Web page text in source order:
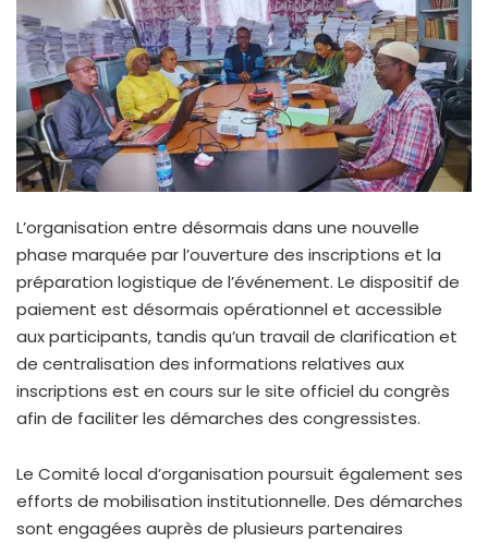
L’organisation entre désormais dans une nouvelle
phase marquée par l’ouverture des inscriptions et la
préparation logistique de l’événement. Le dispositif de
paiement est désormais opérationnel et accessible
aux participants, tandis qu’un travail de clarification et
de centralisation des informations relatives aux
inscriptions est en cours sur le site officiel du congrès
afin de faciliter les démarches des congressistes.
Le Comité local d’organisation poursuit également ses
efforts de mobilisation institutionnelle. Des démarches
sont engagées auprès de plusieurs partenaires